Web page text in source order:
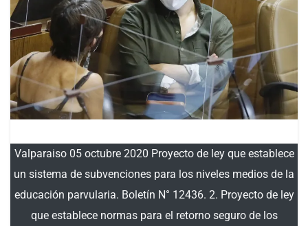
Valparaiso 05 octubre 2020 Proyecto de ley que establece
un sistema de subvenciones para los niveles medios de la
educación parvularia. Boletín N° 12436. 2. Proyecto de ley
que establece normas para el retorno seguro de los